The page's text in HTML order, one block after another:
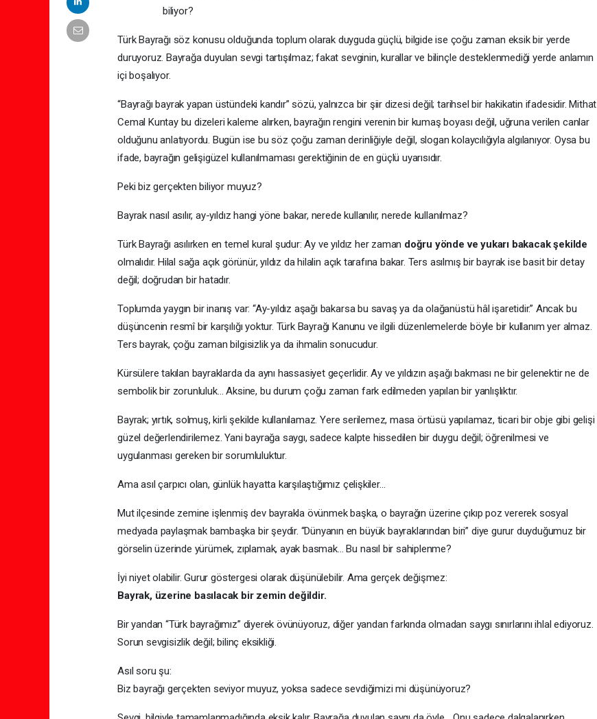
biliyor?
Türk Bayrağı söz konusu olduğunda toplum olarak duyguda güçlü, bilgide ise çoğu zaman eksik bir yerde
duruyoruz. Bayrağa duyulan sevgi tartışılmaz; fakat sevginin, kurallar ve bilinçle desteklenmediği yerde anlamın
içi boşalıyor.
“Bayrağı bayrak yapan üstündeki kandır” sözü, yalnızca bir şiir dizesi değil; tarihsel bir hakikatin ifadesidir. Mithat
Cemal Kuntay bu dizeleri kaleme alırken, bayrağın rengini verenin bir kumaş boyası değil, uğruna verilen canlar
olduğunu anlatıyordu. Bugün ise bu söz çoğu zaman derinliğiyle değil, slogan kolaycılığıyla algılanıyor. Oysa bu
ifade, bayrağın gelişigüzel kullanılmaması gerektiğinin de en güçlü uyarısıdır.
Peki biz gerçekten biliyor muyuz?
Bayrak nasıl asılır, ay-yıldız hangi yöne bakar, nerede kullanılır, nerede kullanılmaz?
Türk Bayrağı asılırken en temel kural şudur: Ay ve yıldız her zaman doğru yönde ve yukarı bakacak şekilde
olmalıdır. Hilal sağa açık görünür, yıldız da hilalin açık tarafına bakar. Ters asılmış bir bayrak ise basit bir detay
değil; doğrudan bir hatadır.
Toplumda yaygın bir inanış var: “Ay-yıldız aşağı bakarsa bu savaş ya da olağanüstü hâl işaretidir.” Ancak bu
düşüncenin resmî bir karşılığı yoktur. Türk Bayrağı Kanunu ve ilgili düzenlemelerde böyle bir kullanım yer almaz.
Ters bayrak, çoğu zaman bilgisizlik ya da ihmalin sonucudur.
Kürsülere takılan bayraklarda da aynı hassasiyet geçerlidir. Ay ve yıldızın aşağı bakması ne bir gelenektir ne de
sembolik bir zorunluluk… Aksine, bu durum çoğu zaman fark edilmeden yapılan bir yanlışlıktır.
Bayrak; yırtık, solmuş, kirli şekilde kullanılamaz. Yere serilemez, masa örtüsü yapılamaz, ticari bir obje gibi gelişi
güzel değerlendirilemez. Yani bayrağa saygı, sadece kalpte hissedilen bir duygu değil; öğrenilmesi ve
uygulanması gereken bir sorumluluktur.
Ama asıl çarpıcı olan, günlük hayatta karşılaştığımız çelişkiler…
Mut ilçesinde zemine işlenmiş dev bayrakla övünmek başka, o bayrağın üzerine çıkıp poz vererek sosyal
medyada paylaşmak bambaşka bir şeydir. “Dünyanın en büyük bayraklarından biri” diye gurur duyduğumuz bir
görselin üzerinde yürümek, zıplamak, ayak basmak… Bu nasıl bir sahiplenme?
İyi niyet olabilir. Gurur göstergesi olarak düşünülebilir. Ama gerçek değişmez:
Bayrak, üzerine basılacak bir zemin değildir.
Bir yandan “Türk bayrağımız” diyerek övünüyoruz, diğer yandan farkında olmadan saygı sınırlarını ihlal ediyoruz.
Sorun sevgisizlik değil; bilinç eksikliği.
Asıl soru şu:
Biz bayrağı gerçekten seviyor muyuz, yoksa sadece sevdiğimizi mi düşünüyoruz?